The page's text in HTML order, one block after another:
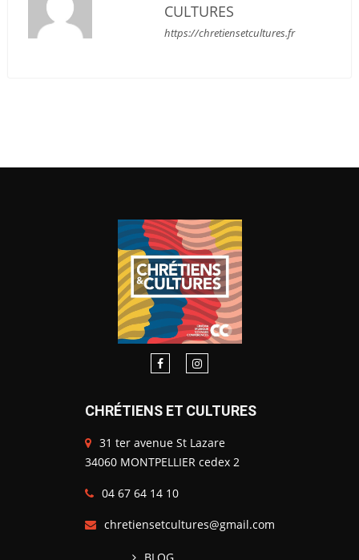
CULTURES
https://chretiensetcultures.fr
CHRÉTIENS ET CULTURES
31 ter avenue St Lazare
34060 MONTPELLIER cedex 2
04 67 64 14 10
chretiensetcultures@gmail.com